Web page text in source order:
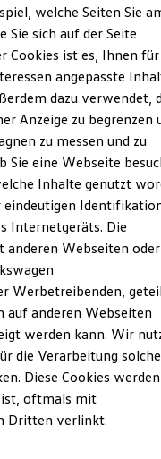
und Updates
ID.
im
welche Seiten Sie
Sie sich auf der Seite
Cookies ist es, Ihnen für
angepasste
dazu verwendet,
Anzeige zu begrenzen
zu messen und zu
Sie eine Webseite
Inhalte genutzt
eindeutigen
Internetgeräts. Die
Webseiten oder
Werbetreibenden,
auf anderen Webseiten
werden kann. Wir
die Verarbeitung
Diese Cookies
ist, oftmals mit
Dritten verlinkt.